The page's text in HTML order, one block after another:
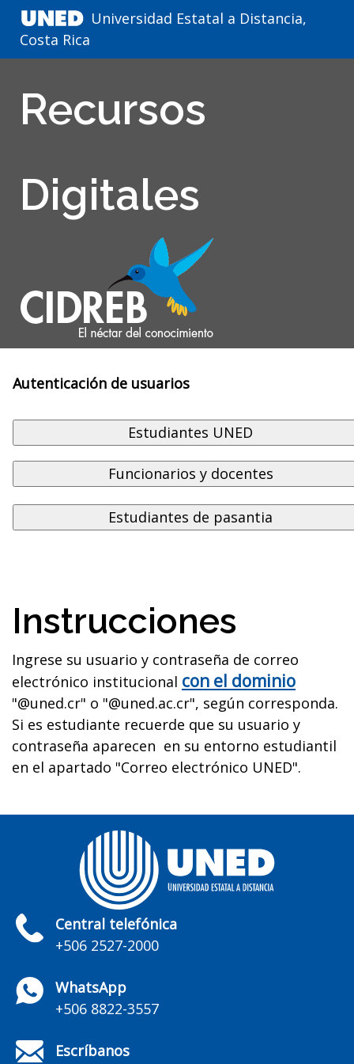
Universidad Estatal a Distancia,
Costa Rica
Recursos
Digitales
Autenticación de usuarios
Instrucciones
Ingrese su usuario y contraseña de correo
electrónico institucional con el dominio
"@uned.cr" o "@uned.ac.cr", según corresponda.
Si es estudiante recuerde que su usuario y
contraseña aparecen en su entorno estudiantil
en el apartado "Correo electrónico UNED".
Central telefónica
+506 2527-2000
WhatsApp
+506 8822-3557
Escríbanos